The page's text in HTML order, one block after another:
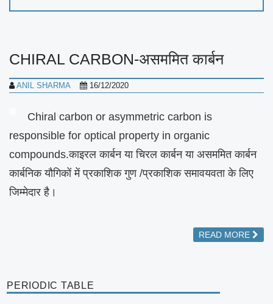
CHIRAL CARBON-असममित कार्बन
ANIL SHARMA 16/12/2020
Chiral carbon or asymmetric carbon is
responsible for optical property in organic
compounds.काइरल कार्बन या चिरल कार्बन या असममित कार्बन
कार्बनिक यौगिकों में प्रकाशिक गुण /प्रकाशिक समावयवता के लिए
जिम्मेदार है।
READ MORE
PERIODIC TABLE